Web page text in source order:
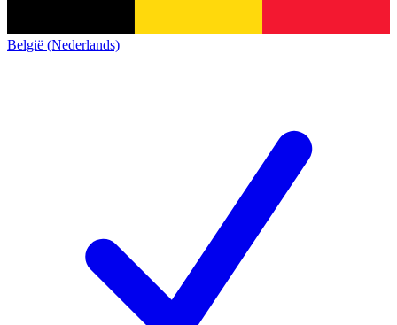
België (Nederlands)